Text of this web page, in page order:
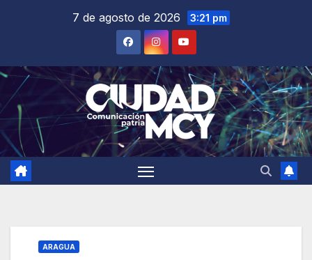
7 de agosto de 2026 3:21 pm
ARAGUA